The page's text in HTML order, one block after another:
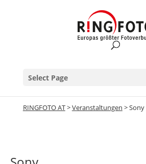
Select Page
RINGFOTO AT>Veranstaltungen >Sony